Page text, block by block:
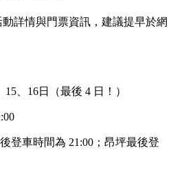
詳情與門票資訊，建議提早於網
15、16日（最後 4 日！）
登車時間為 21:00；昂坪最後登